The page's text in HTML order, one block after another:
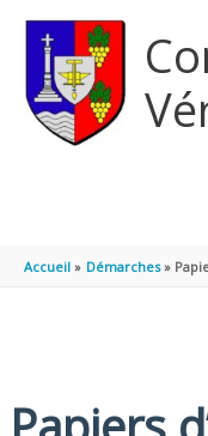
Accueil Démarches